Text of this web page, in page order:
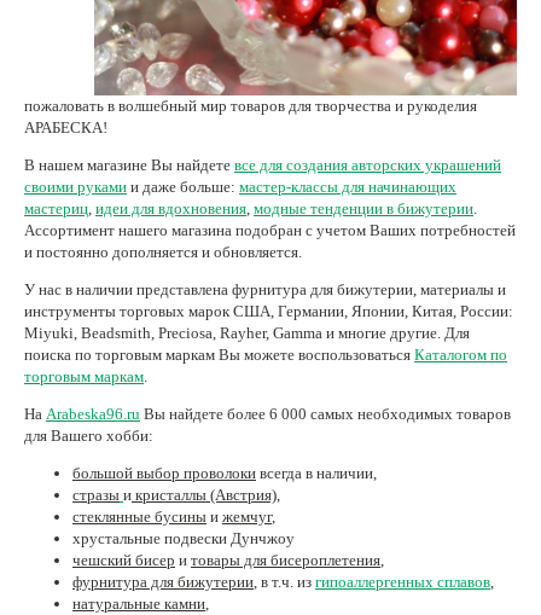
Нетемнеющая фурнитура
Всё для вышивки
Проволока
Натуральные камни
Каталог
Новинки!
Фотофорум
О магазине
пожаловать в волшебный мир товаров для творчества и рукоделия
АРАБЕСКА!
В нашем магазине Вы найдете все для создания авторских украшений
своими руками и даже больше: мастер-классы для начинающих
мастериц, идеи для вдохновения, модные тенденции в бижутерии.
Ассортимент нашего магазина подобран с учетом Ваших потребностей
и постоянно дополняется и обновляется.
У нас в наличии представлена фурнитура для бижутерии, материалы и
инструменты торговых марок США, Германии, Японии, Китая, России:
Miyuki, Beadsmith, Preciosa, Rayher, Gamma и многие другие. Для
поиска по торговым маркам Вы можете воспользоваться Каталогом по
торговым маркам.
На Arabeska96.ru Вы найдете более 6 000 самых необходимых товаров
для Вашего хобби:
большой выбор проволоки всегда в наличии,
стразы и кристаллы (Австрия),
стеклянные бусины и жемчуг,
хрустальные подвески Дунчжоу
чешский бисер и товары для бисероплетения,
фурнитура для бижутерии, в т.ч. из гипоаллергенных сплавов,
натуральные камни,